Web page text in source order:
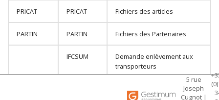
ImporterImmobilisations
ImporterModesReglements
Création
dimmobilisations
Création de modes de
règlements
Création de natures
PRICAT PRICAT Fichiers des articles
PARTIN PARTIN Fichiers des Partenaires
IFCSUM
Demande enlèvement aux
transporteurs
5 rue
Joseph
Cugnot |